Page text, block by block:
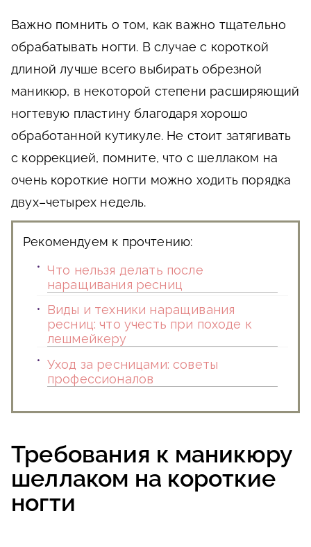
Важно помнить о том, как важно тщательно
обрабатывать ногти. В случае с короткой
длиной лучше всего выбирать обрезной
маникюр, в некоторой степени расширяющий
ногтевую пластину благодаря хорошо
обработанной кутикуле. Не стоит затягивать
с коррекцией, помните, что с шеллаком на
очень короткие ногти можно ходить порядка
двух–четырех недель.
Рекомендуем к прочтению:
Что нельзя делать после
наращивания ресниц
Виды и техники наращивания
ресниц: что учесть при походе к
лешмейкеру
Уход за ресницами: советы
профессионалов
Требования к маникюру
шеллаком на короткие
ногти